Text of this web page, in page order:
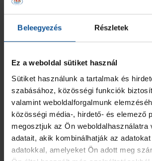
Beleegyezés Részletek
Ez a weboldal sütiket használ
Sütiket használunk a tartalmak és
szabásához, közösségi funkciók
valamint weboldalforgalmunk
közösségi média-, hirdető- és elemező
megosztjuk az Ön weboldalhasználatra
adatait, akik kombinálhatják az
adatokkal, amelyeket Ön adott meg
91
95 Traore Moussa-Diop Marcell 3
OTP Bank-Pick Szeged
JEL HIVATALOS SZEMÉLY NEVE 2 PERC
Balda Ákos - -
Dányi István - -
Miskolczi Gábor Tamás - -